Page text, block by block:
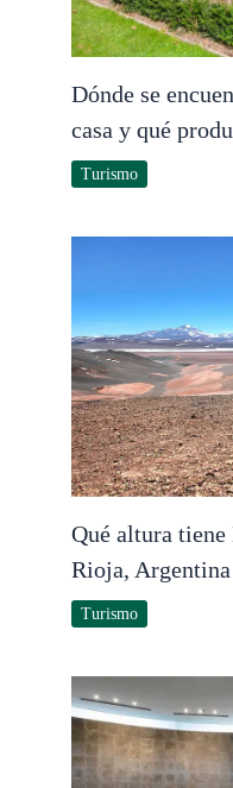
Dónde se
casa y qué
Turismo
Qué altura tiene
Rioja, Argentina
Turismo